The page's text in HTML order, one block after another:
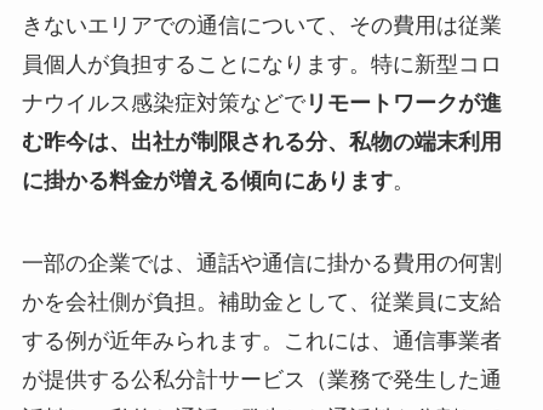
きないエリアでの通信について、その費用は従業
員個人が負担することになります。特に新型コロ
ナウイルス感染症対策などでリモートワークが進
む昨今は、出社が制限される分、私物の端末利用
に掛かる料金が増える傾向にあります。
一部の企業では、通話や通信に掛かる費用の何割
かを会社側が負担。補助金として、従業員に支給
する例が近年みられます。これには、通信事業者
が提供する公私分計サービス（業務で発生した通